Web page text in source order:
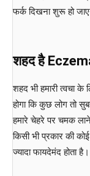
फर्क दिखना शुरू हो
शहद है
शहद भी हमारी त्वचा
होगा कि कुछ लोग तो
हमारे चेहरे पर चमक
किसी भी प्रकार की
ज्यादा फायदेमंद होता है।